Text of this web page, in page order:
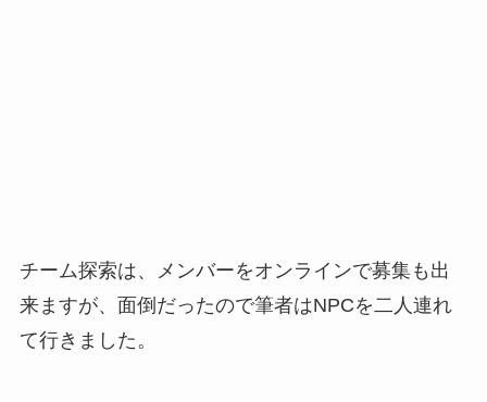
チーム探索は、メンバーをオンラインで募集も出
来ますが、面倒だったので筆者はNPCを二人連れ
て行きました。